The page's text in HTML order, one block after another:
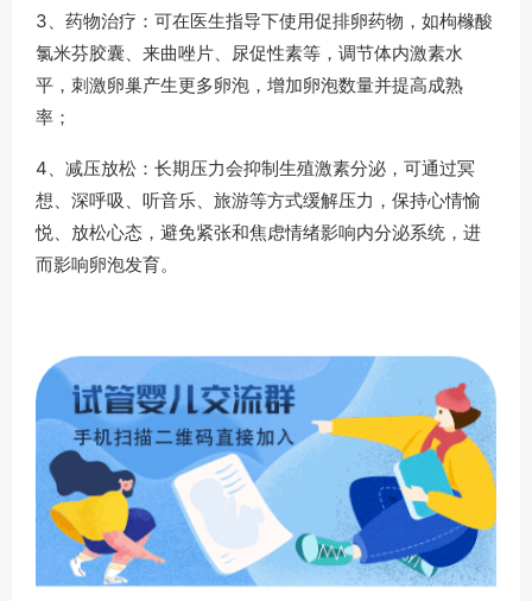
3、药物治疗：可在医生指导下使用促排卵药物，如枸橼酸
氯米芬胶囊、来曲唑片、尿促性素等，调节体内激素水
平，刺激卵巢产生更多卵泡，增加卵泡数量并提高成熟
率；
4、减压放松：长期压力会抑制生殖激素分泌，可通过冥
想、深呼吸、听音乐、旅游等方式缓解压力，保持心情愉
悦、放松心态，避免紧张和焦虑情绪影响内分泌系统，进
而影响卵泡发育。